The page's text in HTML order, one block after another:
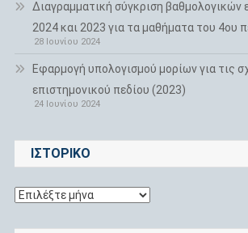
Διαγραμματική σύγκριση βαθμολογικών
2024 και 2023 για τα μαθήματα του 4ου
28 Ιουνίου 2024
Εφαρμογή υπολογισμού μορίων για τις
επιστημονικού πεδίου (2023)
24 Ιουνίου 2024
ΙΣΤΟΡΙΚΌ
Ιστορικό